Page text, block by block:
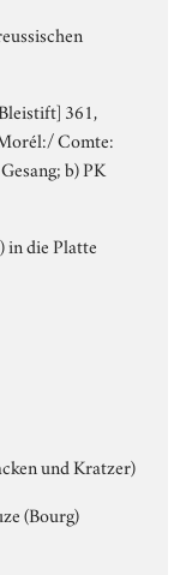
361,
Comte:
b) PK
in die Platte
und Kratzer)
(Bourg)